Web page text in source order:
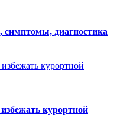
симптомы, диагностика
курортной